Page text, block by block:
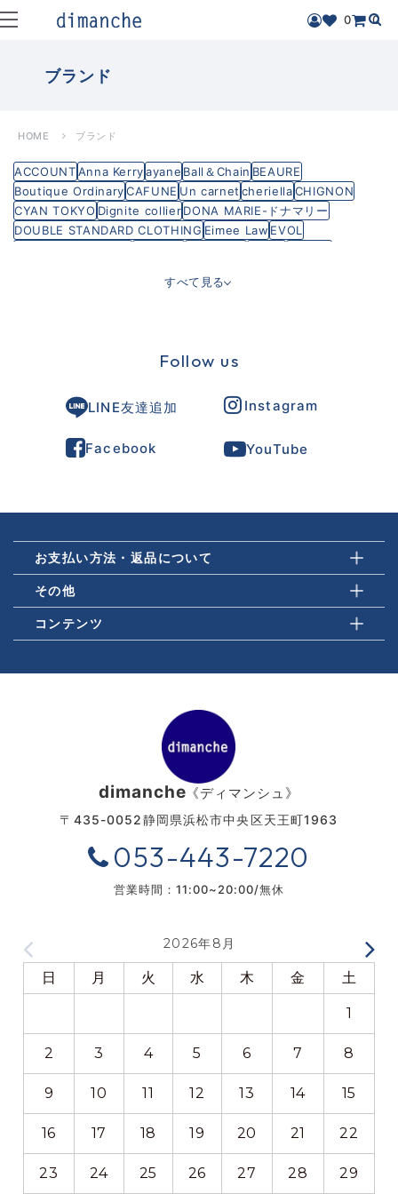
0 0
ブランド
HOME ブランド
ACCOUNTAnna Kerryayane Ball＆Chain BEAURE
Boutique OrdinaryCAFUNE Un carnet cheriellaCHIGNON
CYAN TOKYO Dignite collierDONA MARIE-ドナマリー
DOUBLE STANDARD CLOTHING Eimee Law EVOL
MARIED'ORMICA&DEAL
すべて見る
Follow us
LINE友達追加 Instagram
Facebook YouTube
お支払い方法・返品について
その他
コンテンツ
dimanche 《ディマンシュ》
〒435-0052静岡県浜松市中央区天王町1963
053-443-7220
営業時間：11:00~20:00/無休
2026年8月
日 月 火 水 木 金 土
1
2 3 4 5 6 7 8
9 10 11 12 13 14 15
16 17 18 19 20 21 22
23 24 25 26 27 28 29